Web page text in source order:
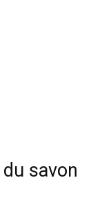
savon